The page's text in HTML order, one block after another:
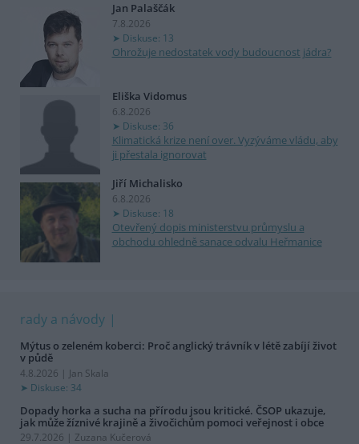
Jan Palaščák
7.8.2026
Diskuse: 13
Ohrožuje nedostatek vody budoucnost jádra?
Eliška Vidomus
6.8.2026
Diskuse: 36
Klimatická krize není over. Vyzýváme vládu, aby
ji přestala ignorovat
Jiří Michalisko
6.8.2026
Diskuse: 18
Otevřený dopis ministerstvu průmyslu a
obchodu ohledně sanace odvalu Heřmanice
rady a návody
Mýtus o zeleném koberci: Proč anglický trávník v létě zabíjí život
v půdě
4.8.2026 | Jan Skala
Diskuse: 34
Dopady horka a sucha na přírodu jsou kritické. ČSOP ukazuje,
jak může žíznivé krajině a živočichům pomoci veřejnost i obce
29.7.2026 | Zuzana Kučerová